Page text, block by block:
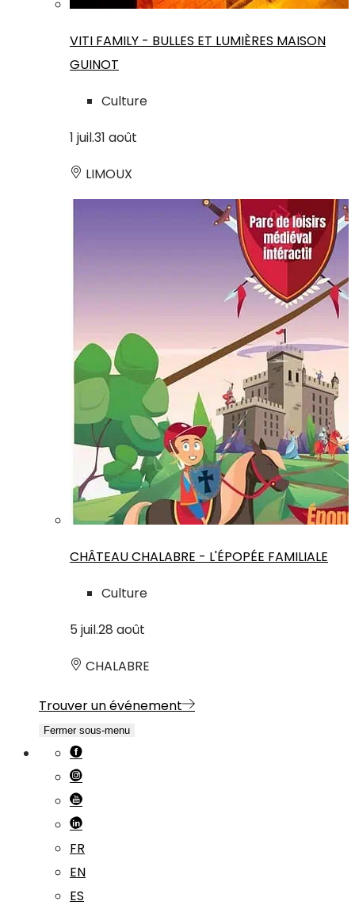
VITI FAMILY - BULLES ET LUMIÈRES MAISON
GUINOT
Culture
1 juil.31 août
LIMOUX
CHÂTEAU CHALABRE - L'ÉPOPÉE FAMILIALE
Culture
5 juil.28 août
CHALABRE
Trouver un événement
Fermer sous-menu
FR
EN
ES